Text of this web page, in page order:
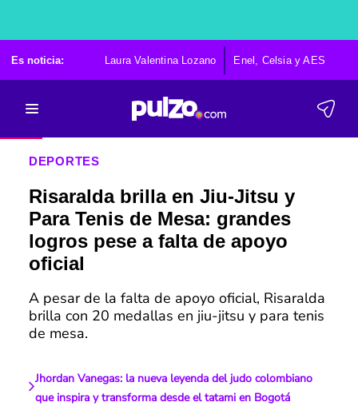
Es noticia: Laura Valentina Lozano Enel, Celsia y AES
DEPORTES
Risaralda brilla en Jiu-Jitsu y
Para Tenis de Mesa: grandes
logros pese a falta de apoyo
oficial
A pesar de la falta de apoyo oficial, Risaralda
brilla con 20 medallas en jiu-jitsu y para tenis
de mesa.
Jhordan Vanegas: la nueva leyenda del judo colombiano
que inspira y transforma desde el tatami en Bogotá